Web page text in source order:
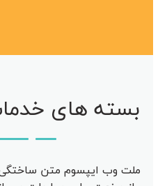
بسته های
ملت وب ایپسوم متن